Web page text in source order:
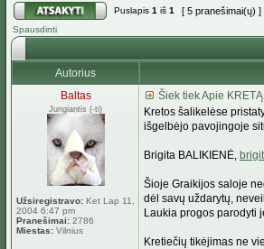
Puslapis 1 iš 1 [ 5 pranešimai(ų) ]
Spausdinti
Autorius
Baltas
Jungiantis (-ti)
Užsiregistravo: Ket Lap 11,
2004 6:47 pm
Pranešimai: 2786
Miestas: Vilnius
Šiek tiek Apie KRETĄ
Kretos šalikelėse
išgelbėjo pavojingoje
Brigita BALIKIENĖ,
Šioje Graikijos saloje
dėl savų uždarytų,
Laukia progos parodyti
Kretiečių tikėjimas ne